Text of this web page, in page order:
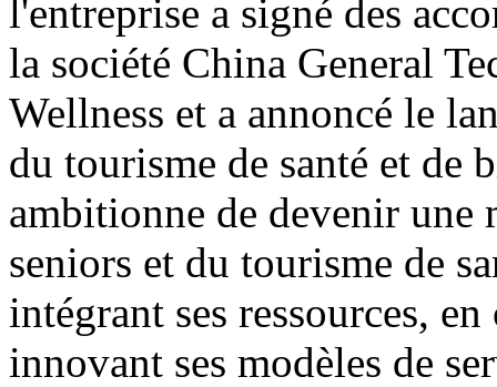
l'entreprise a signé des
la société China General
Wellness et a annoncé le
du tourisme de santé et de
ambitionne de devenir une
seniors et du tourisme de
intégrant ses ressources,
innovant ses modèles de